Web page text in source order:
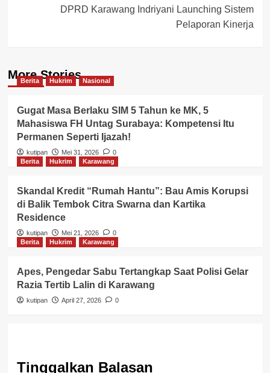
DPRD Karawang Indriyani Launching Sistem
Pelaporan Kinerja
More Stories
Berita Hukrim Nasional
Gugat Masa Berlaku SIM 5 Tahun ke MK, 5
Mahasiswa FH Untag Surabaya: Kompetensi Itu
Permanen Seperti Ijazah!
kutipan Mei 31, 2026
0
Berita
Hukrim Karawang
Skandal Kredit “Rumah Hantu”: Bau Amis Korupsi
di Balik Tembok Citra Swarna dan Kartika
Residence
kutipan Mei 21, 2026
0
Berita
Hukrim Karawang
Apes, Pengedar Sabu Tertangkap Saat Polisi Gelar
Razia Tertib Lalin di Karawang
kutipan April 27, 2026 0
Tinggalkan Balasan